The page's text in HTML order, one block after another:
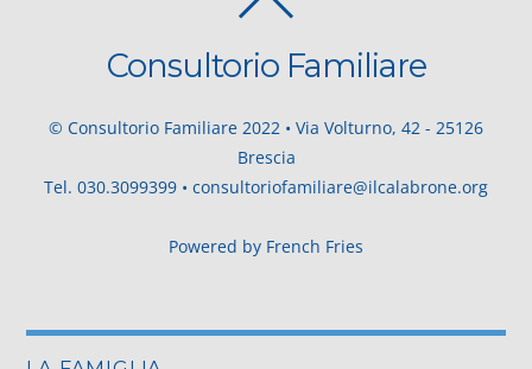
TOP
Consultorio Familiare
© Consultorio Familiare 2022 • Via Volturno, 42 - 25126
Brescia
Tel. 030.3099399 • consultoriofamiliare@ilcalabrone.org
Powered by French Fries